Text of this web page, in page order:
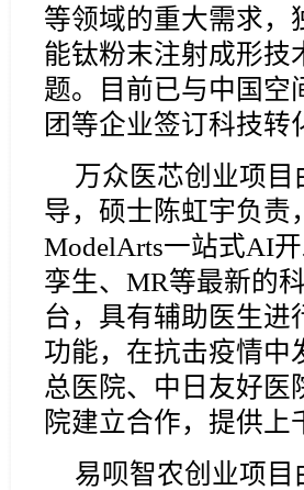
等领域的重大需求，
能钛粉末注射成形技
题。目前已与中国空
团等企业签订科技
万众医芯创业项
导，硕士陈虹宇负责
ModelArts一站式AI
孪生、MR等最新的
台，具有辅助医生进
功能，在抗击疫情中
总医院、中日友好医
院建立合作，提供
易呗智农创业项